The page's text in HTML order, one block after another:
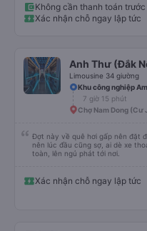
GPS và biển số xe vì tôi phải tìm
là vấn đề của bến xe Đà Lạt
thông tin), chứ không phải của
Không cần thanh toán trước
Xác nhận chỗ ngay lập tức
Anh Thư (Đắk
Limousine 34 giường
Khu công nghiệp
7 giờ 15 phút
Chợ Nam Dong (Cư
Đợt này về quê hơi gấp nên đặt
nên lúc đầu cũng sợ, ai dè xe
toàn, lên ngủ phát tới nơi.
Xác nhận chỗ ngay lập tức